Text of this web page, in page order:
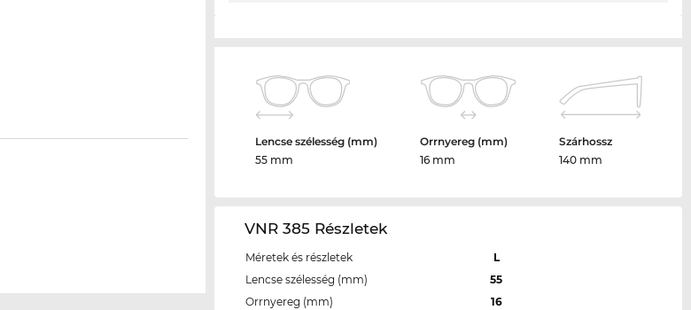
Lencse szélesség (mm)
55 mm
Orrnyereg (mm)
16 mm
Szárhossz
140 mm
VNR 385 Részletek
Méretek és részletek
L
Lencse szélesség (mm)
55
Orrnyereg (mm)
16